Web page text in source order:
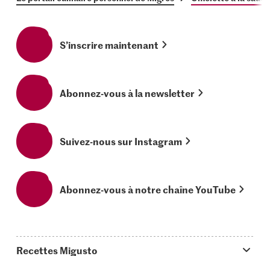
S’inscrire maintenant
Abonnez-vous à la newsletter
Suivez-nous sur Instagram
Abonnez-vous à notre chaîne YouTube
Recettes Migusto